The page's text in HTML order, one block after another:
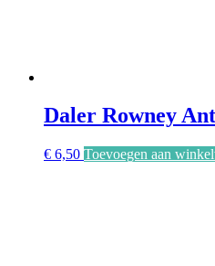
Daler Rowney
€ 6,50 Toevoegen aan